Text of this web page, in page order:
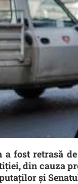
a fost retrasă
din cauza
și